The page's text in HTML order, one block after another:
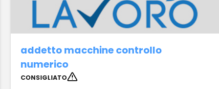
addetto macchine controllo
numerico
CONSIGLIATO